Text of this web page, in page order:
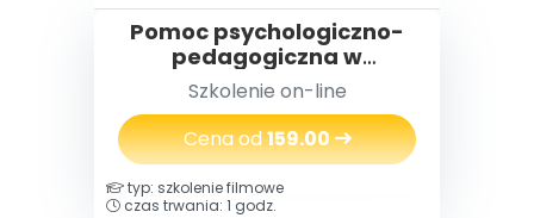
Pomoc psychologiczno-
pedagogiczna w
przedszkolu
Szkolenie on-line
Cena od159.00
typ: szkolenie filmowe
czas trwania: 1 godz.